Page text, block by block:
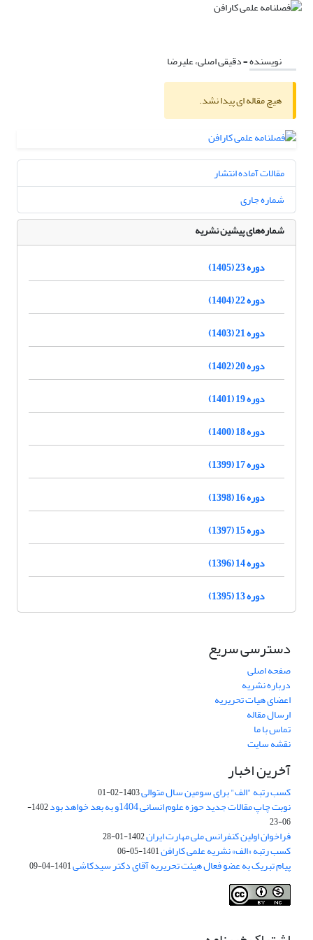
نویسنده =دقیقی اصلی، علیرضا
هیچ مقاله ای پیدا نشد.
مقالات آماده انتشار
شماره جاری
شماره‌های پیشین نشریه
دوره 23 (1405)
دوره 22 (1404)
دوره 21 (1403)
دوره 20 (1402)
دوره 19 (1401)
دوره 18 (1400)
دوره 17 (1399)
دوره 16 (1398)
دوره 15 (1397)
دوره 14 (1396)
دوره 13 (1395)
دسترسی سریع
صفحه اصلی
درباره نشریه
اعضای هیات تحریریه
ارسال مقاله
تماس با ما
نقشه سایت
آخرین اخبار
کسب رتبه "الف" برای سومین سال متوالی1403-02-01
نوبت چاپ مقالات جدید حوزه علوم انسانی 1404و به بعد خواهد بود
1402-
06-23
فراخوان اولین کنفرانس ملی مهارت ایران1402-01-28
کسب رتبه «الف» نشریه علمی کارافن1401-05-06
پیام تبریک به عضو فعال هیئت تحریریه آقای دکتر سیدکاشی1401-04-09